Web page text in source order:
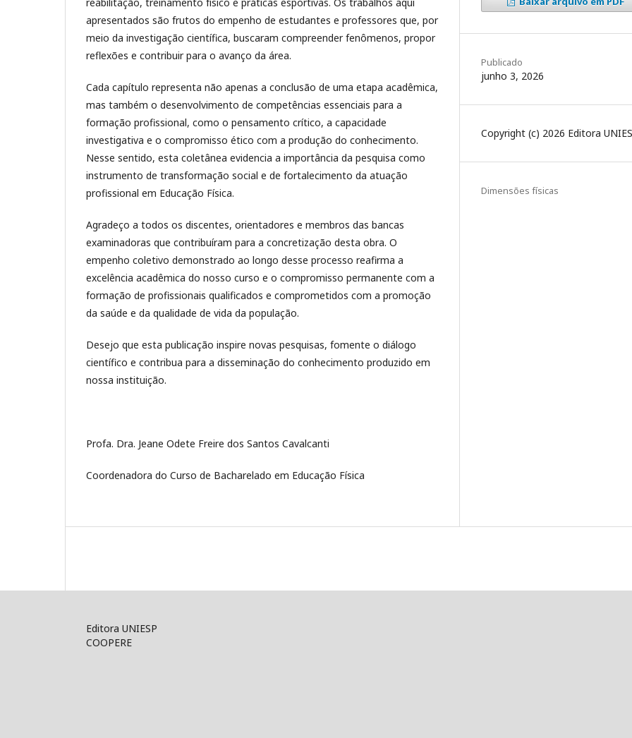
apresentados são frutos do empenho de estudantes e professores que, por
meio da investigação científica, buscaram compreender fenômenos, propor
reflexões e contribuir para o avanço da área.
Cada capítulo representa não apenas a conclusão de uma etapa acadêmica,
mas também o desenvolvimento de competências essenciais para a
formação profissional, como o pensamento crítico, a capacidade
investigativa e o compromisso ético com a produção do conhecimento.
Nesse sentido, esta coletânea evidencia a importância da pesquisa como
instrumento de transformação social e de fortalecimento da atuação
profissional em Educação Física.
Agradeço a todos os discentes, orientadores e membros das bancas
examinadoras que contribuíram para a concretização desta obra. O
empenho coletivo demonstrado ao longo desse processo reafirma a
excelência acadêmica do nosso curso e o compromisso permanente com a
formação de profissionais qualificados e comprometidos com a promoção
da saúde e da qualidade de vida da população.
Desejo que esta publicação inspire novas pesquisas, fomente o diálogo
científico e contribua para a disseminação do conhecimento produzido em
nossa instituição.
Profa. Dra. Jeane Odete Freire dos Santos Cavalcanti
Coordenadora do Curso de Bacharelado em Educação Física
Publicado
junho 3, 2026
Copyright (c) 2026 Editora
Dimensões físicas
Editora UNIESP
COOPERE